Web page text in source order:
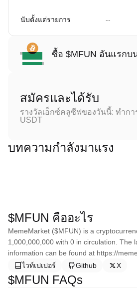
นับตั้งแต่รายการ --
ซื้อ $MFUN อันแรกบ
สมัครและได้รับ
รางวัลเอ็กซ์คลูซีฟของวันนี้: ทำก
USDT
บทความกำลังมาแรง
$MFUN คืออะไร
MemeMarket ($MFUN) is a
1,000,000,000 with 0 in circulation. The
information can be found at https://
ไวท์เปเปอร์
Github X
$MFUN FAQs